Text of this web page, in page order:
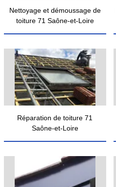
Nettoyage et démoussage de
toiture 71 Saône-et-Loire
Réparation de toiture 71
Saône-et-Loire